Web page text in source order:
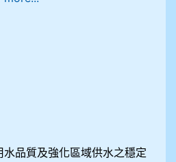
品質及強化區域供水之穩定